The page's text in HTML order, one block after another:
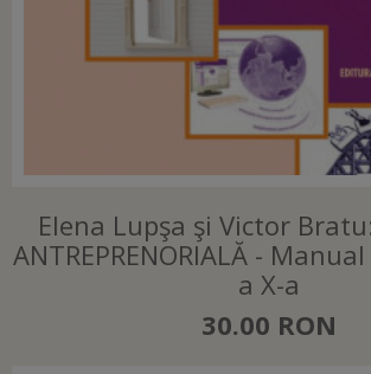
Elena Lupşa şi Victor Bratu:
ANTREPRENORIALĂ -
a X-a
30.00 RON